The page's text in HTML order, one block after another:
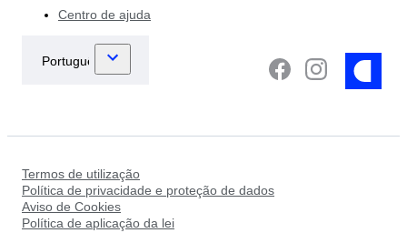
Centro de ajuda
Termos de utilização
Política de privacidade e proteção de dados
Aviso de Cookies
Política de aplicação da lei